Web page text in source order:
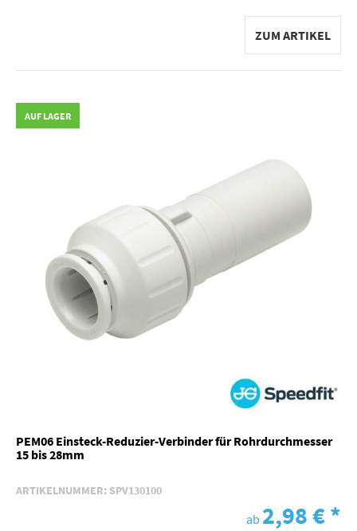
ZUM ARTIKEL
AUF LAGER
PEM06 Einsteck-Reduzier-Verbinder für Rohrdurchmesser
15 bis 28mm
ARTIKELNUMMER: SPV130100
ab 2,98 €*